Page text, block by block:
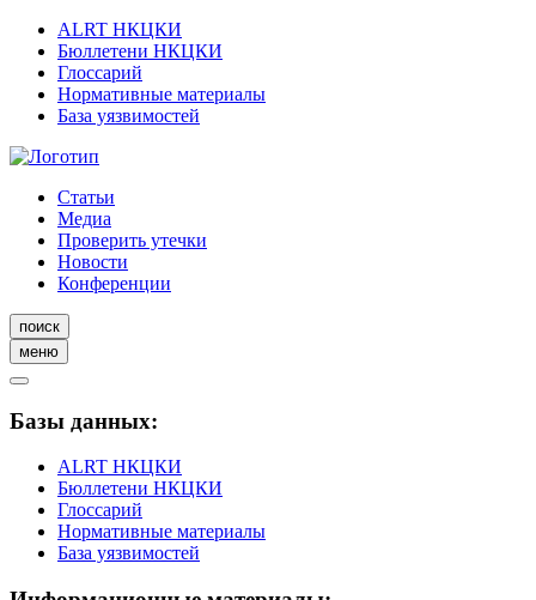
ALRT НКЦКИ
Бюллетени НКЦКИ
Глоссарий
Нормативные материалы
База уязвимостей
Статьи
Медиа
Проверить утечки
Новости
Конференции
поиск
меню
Базы данных:
ALRT НКЦКИ
Бюллетени НКЦКИ
Глоссарий
Нормативные материалы
База уязвимостей